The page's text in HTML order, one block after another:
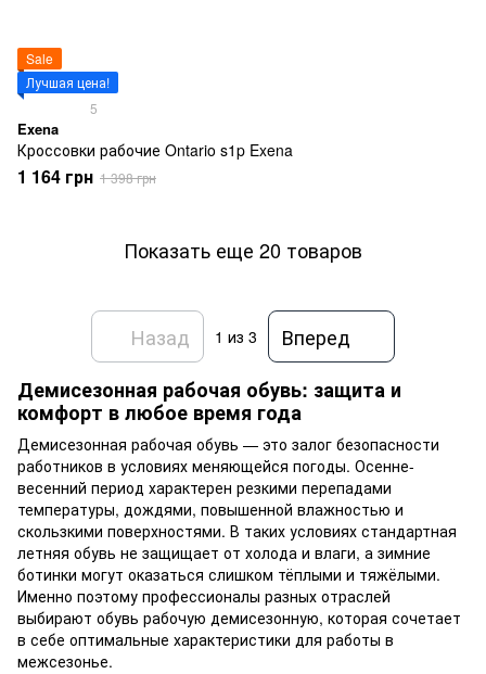
Sale
Лучшая цена!
5
Exena
Кроссовки рабочие Ontario s1p Exena
1 164 грн 1 398 грн
Показать еще 20 товаров
Назад 1 из 3
Вперед
Демисезонная рабочая обувь: защита и
комфорт в любое время года
Демисезонная рабочая обувь — это залог безопасности
работников в условиях меняющейся погоды. Осенне-
весенний период характерен резкими перепадами
температуры, дождями, повышенной влажностью и
скользкими поверхностями. В таких условиях стандартная
летняя обувь не защищает от холода и влаги, а зимние
ботинки могут оказаться слишком тёплыми и тяжёлыми.
Именно поэтому профессионалы разных отраслей
выбирают обувь рабочую демисезонную, которая сочетает
в себе оптимальные характеристики для работы в
межсезонье.